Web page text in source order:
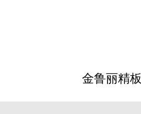
金鲁丽精板